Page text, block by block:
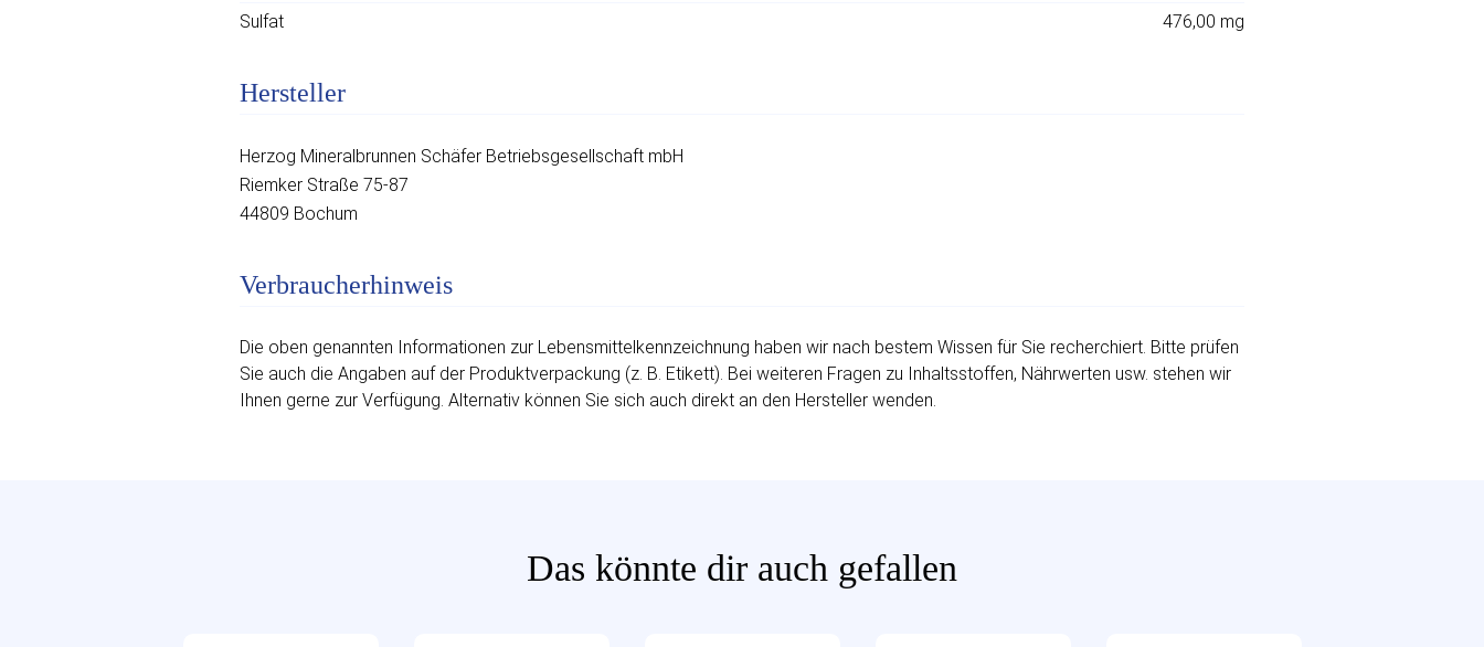
Sulfat
476,00 mg
Hersteller
Herzog Mineralbrunnen Schäfer Betriebsgesellschaft mbH
Riemker Straße 75-87
44809 Bochum
Verbraucherhinweis
Die oben genannten Informationen zur Lebensmittelkennzeichnung haben wir nach bestem Wissen für Sie recherchiert. Bitte prüfen
Sie auch die Angaben auf der Produktverpackung (z. B. Etikett). Bei weiteren Fragen zu Inhaltsstoffen, Nährwerten usw. stehen wir
Ihnen gerne zur Verfügung. Alternativ können Sie sich auch direkt an den Hersteller wenden.
Das könnte dir auch gefallen